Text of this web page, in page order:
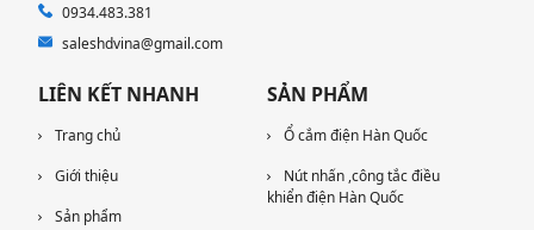
0934.483.381
saleshdvina@gmail.com
LIÊN KẾT NHANH
Trang chủ
Giới thiệu
Sản phẩm
SẢN PHẨM
Ổ cắm điện Hàn Quốc
Nút nhấn ,công tắc điều
khiển điện Hàn Quốc